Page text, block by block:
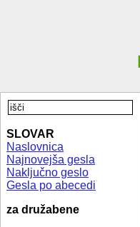
SLOVAR
Naslovnica
Najnovejša gesla
Naključno geslo
Gesla po abecedi
za družabene